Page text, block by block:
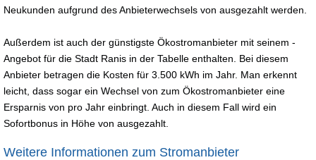
Neukunden aufgrund des Anbieterwechsels von ausgezahlt werden.
Außerdem ist auch der günstigste Ökostromanbieter mit seinem -
Angebot für die Stadt Ranis in der Tabelle enthalten. Bei diesem
Anbieter betragen die Kosten für 3.500 kWh im Jahr. Man erkennt
leicht, dass sogar ein Wechsel von zum Ökostromanbieter eine
Ersparnis von pro Jahr einbringt. Auch in diesem Fall wird ein
Sofortbonus in Höhe von ausgezahlt.
Weitere Informationen zum Stromanbieter